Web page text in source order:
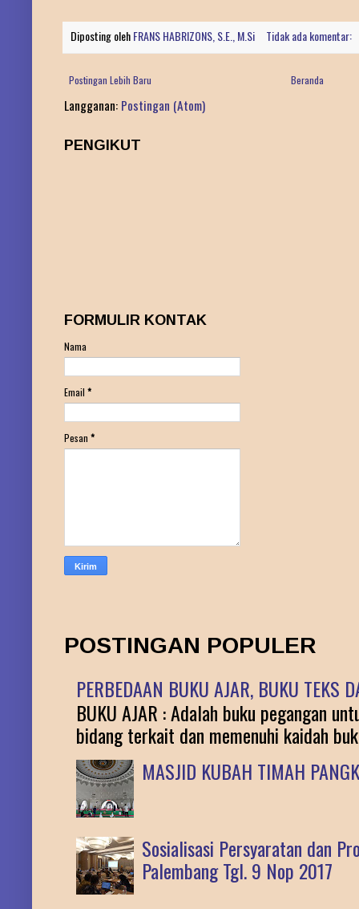
Diposting olehFRANS HABRIZONS, S.E., M.Si Tidak ada komentar:
Postingan Lebih Baru Beranda
Langganan: Postingan (Atom)
PENGIKUT
FORMULIR KONTAK
Nama
Email *
Pesan *
POSTINGAN POPULER
PERBEDAAN BUKU AJAR, BUKU TEKS
BUKU AJAR : Adalah buku pegangan
bidang terkait dan memenuhi kaidah
MASJID KUBAH TIMAH
Sosialisasi Persyaratan dan
Palembang Tgl. 9 Nop 2017